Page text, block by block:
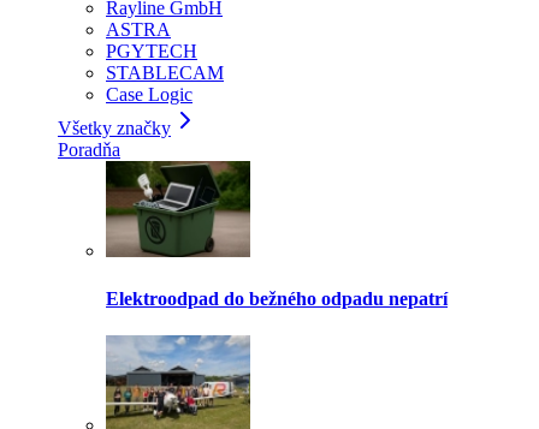
Rayline GmbH
ASTRA
PGYTECH
STABLECAM
Case Logic
Všetky značky
Poradňa
Elektroodpad do bežného odpadu nepatrí